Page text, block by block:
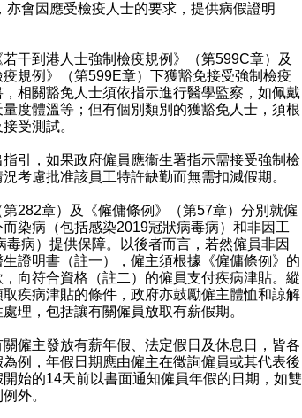
亦會因應受檢疫人士的要求，提供病假證明
到港人士強制檢疫規例》（第599C章）及
疫規例》（第599E章）下獲豁免接受強制檢疫
相關豁免人士須依指示進行醫學監察，如佩戴
度體溫等；但有個別類別的獲豁免人士，須根
受測試。
指引，如果政府僱員應衞生署指示需接受強制檢
考慮批准該員工特許缺勤而無需扣減假期。
第282章）及《僱傭條例》（第57章）分別就僱
染病（包括感染2019冠狀病毒病）和非因工
病）提供保障。以後者而言，若然僱員非因
證明書（註一），僱主須根據《僱傭條例》的
向符合資格（註二）的僱員支付疾病津貼。縱
疾病津貼的條件，政府亦鼓勵僱主體恤和諒解
理，包括讓有關僱員放取有薪假期。
主發放有薪年假、法定假日及休息日，皆各
例，年假日期應由僱主在徵詢僱員或其代表後
始的14天前以書面通知僱員年假的日期，如雙
外。